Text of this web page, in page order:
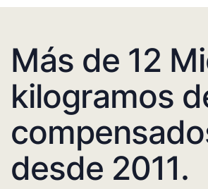
Más de 12
kilogramos
desde 2011.